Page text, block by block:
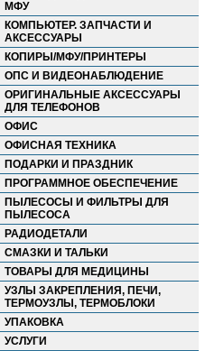
МФУ
КОМПЬЮТЕР. ЗАПЧАСТИ И
АКСЕССУАРЫ
КОПИРЫ/МФУ/ПРИНТЕРЫ
ОПС И ВИДЕОНАБЛЮДЕНИЕ
ОРИГИНАЛЬНЫЕ АКСЕССУАРЫ
ДЛЯ ТЕЛЕФОНОВ
ОФИС
ОФИСНАЯ ТЕХНИКА
ПОДАРКИ И ПРАЗДНИК
ПРОГРАММНОЕ ОБЕСПЕЧЕНИЕ
ПЫЛЕСОСЫ И ФИЛЬТРЫ ДЛЯ
ПЫЛЕСОСА
РАДИОДЕТАЛИ
СМАЗКИ И ТАЛЬКИ
ТОВАРЫ ДЛЯ МЕДИЦИНЫ
УЗЛЫ ЗАКРЕПЛЕНИЯ, ПЕЧИ,
ТЕРМОУЗЛЫ, ТЕРМОБЛОКИ
УПАКОВКА
УСЛУГИ